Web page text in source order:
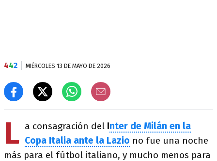
442 MIÉRCOLES 13 DE MAYO DE 2026
L a consagración del Inter de Milán en la
Copa Italia ante la Lazio no fue una noche
más para el fútbol italiano, y mucho menos para